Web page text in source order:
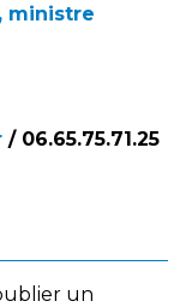
ministre
/ 06.65.75.71.25
un